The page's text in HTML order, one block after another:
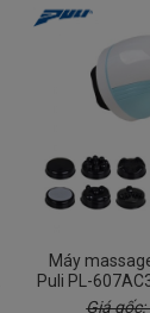
Máy
Puli PL-
Giá